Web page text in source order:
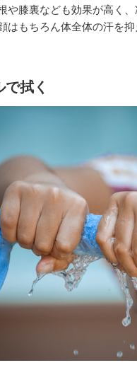
や膝裏なども効果が高く
はもちろん体全体の汗を抑
拭く